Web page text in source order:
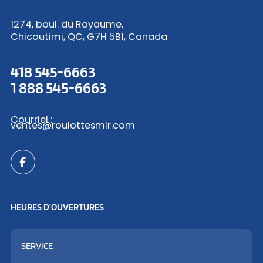
1274, boul. du Royaume,
Chicoutimi, QC, G7H 5B1, Canada
418 545-6663
1 888 545-6663
Courriel :
ventes@roulottesmlr.com
HEURES D’OUVERTURES
SERVICE